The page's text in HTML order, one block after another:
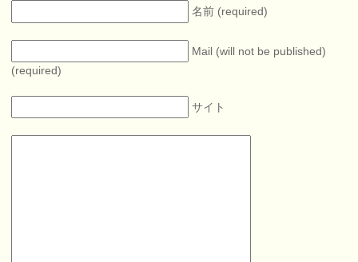
名前 (required)
Mail (will not be published)
(required)
サイト